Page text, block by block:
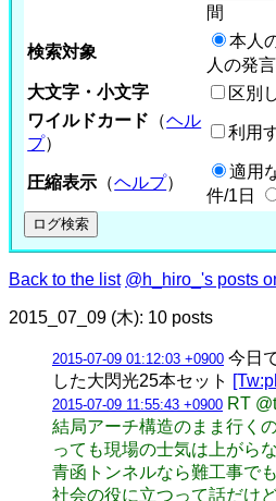
間
検索対象
本人
人の発
大文字・小文字
区別
ワイルドカード （ヘル
プ）
利用
圧縮表示 （ヘルプ）
適用
件/1日
Back to the list @h_hiro_'s posts
2015_07_09 (木): 10 posts
2015-07-09 01:12:03 +0900 今日
した大閃光25本セット
2015-07-09 11:55:43 +0900 RT
結局アーチ構造のまま行く
っても現場の士気は上がら
青函トンネルなら難工事で
社会の役に立つって話だけ